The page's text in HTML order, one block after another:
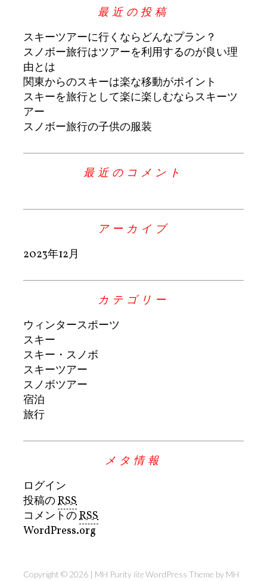
最近の投稿
スキーツアーに行くならどんなプラン？
スノボー旅行はツアーを利用するのが良い理
由とは
関東からのスキーは楽な移動がポイント
スキーを旅行として楽に楽しむならスキーツ
アー
スノボー旅行の子供の服装
最近のコメント
アーカイブ
2023年12月
カテゴリー
ウィンタースポーツ
スキー
スキー・スノボ
スキーツアー
スノボツアー
宿泊
旅行
メタ情報
ログイン
投稿のRSS
コメントのRSS
WordPress.org
Copyright © 2026 | MH Purity liteWordPress Theme by MH